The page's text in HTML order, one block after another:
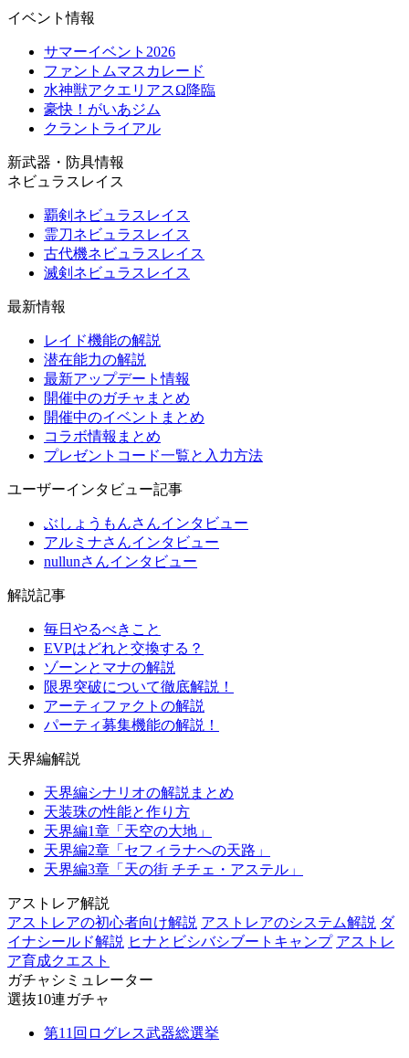
イベント情報
サマーイベント2026
ファントムマスカレード
水神獣アクエリアスΩ降臨
豪快！がいあジム
クラントライアル
新武器・防具情報
ネビュラスレイス
覇剣ネビュラスレイス
霊刀ネビュラスレイス
古代機ネビュラスレイス
滅剣ネビュラスレイス
最新情報
レイド機能の解説
潜在能力の解説
最新アップデート情報
開催中のガチャまとめ
開催中のイベントまとめ
コラボ情報まとめ
プレゼントコード一覧と入力方法
ユーザーインタビュー記事
ぶしょうもんさんインタビュー
アルミナさんインタビュー
nullunさんインタビュー
解説記事
毎日やるべきこと
EVPはどれと交換する？
ゾーンとマナの解説
限界突破について徹底解説！
アーティファクトの解説
パーティ募集機能の解説！
天界編解説
天界編シナリオの解説まとめ
天装珠の性能と作り方
天界編1章「天空の大地」
天界編2章「セフィラナへの天路」
天界編3章「天の街 チチェ・アステル」
アストレア解説
アストレアの初心者向け解説 アストレアのシステム解説 ダ
イナシールド解説 ヒナとビシバシブートキャンプ アストレ
ア育成クエスト
ガチャシミュレーター
選抜10連ガチャ
第11回ログレス武器総選挙